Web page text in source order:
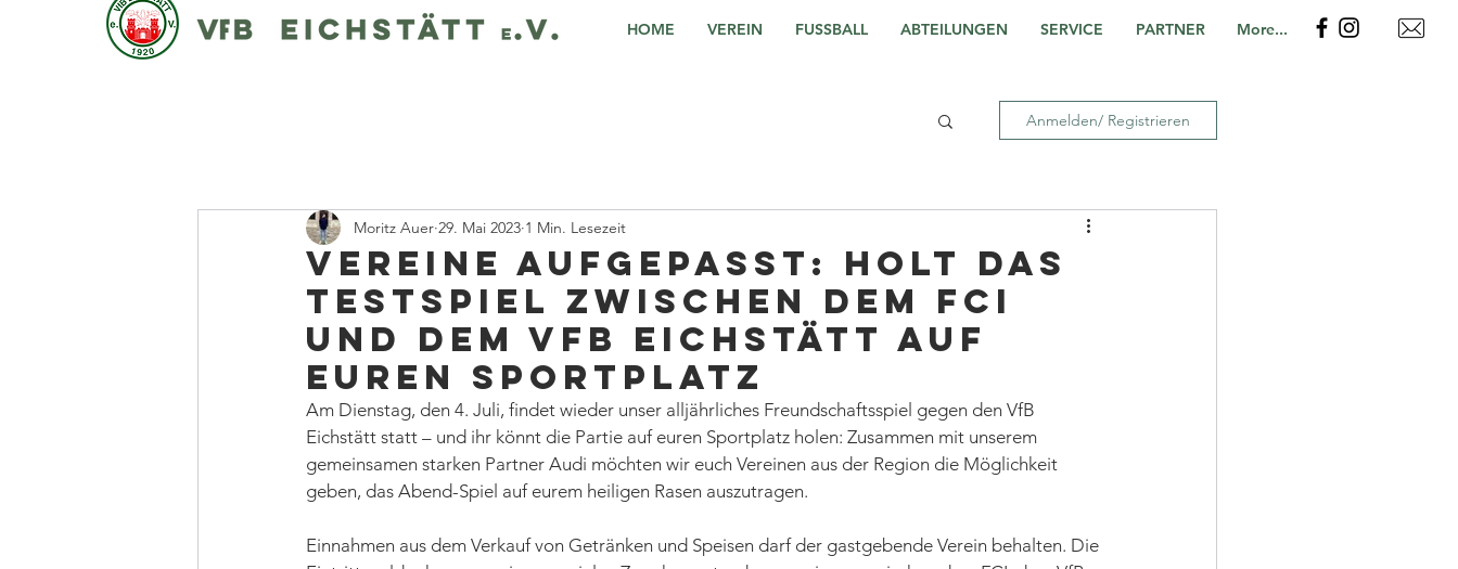
HOME VEREIN FUSSBALL ABTEILUNGEN SERVICE PARTNER More...
Anmelden/ Registrieren
Vereine aufgepasst: Holt das
Testspiel zwischen dem FCI
und dem VfB Eichstätt auf
euren Sportplatz
Moritz Auer 29. Mai 2023 1 Min. Lesezeit
Am Dienstag, den 4. Juli, findet wieder unser alljährliches Freundschaftsspiel gegen den VfB
Eichstätt statt – und ihr könnt die Partie auf euren Sportplatz holen: Zusammen mit unserem
gemeinsamen starken Partner Audi möchten wir euch Vereinen aus der Region die Möglichkeit
geben, das Abend-Spiel auf eurem heiligen Rasen auszutragen.
Einnahmen aus dem Verkauf von Getränken und Speisen darf der gastgebende Verein behalten. Die